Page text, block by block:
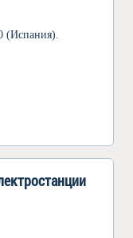
(Испания).